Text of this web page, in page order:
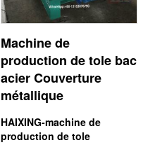
Machine de
production de tole bac
acier Couverture
métallique
HAIXING-machine de
production de tole